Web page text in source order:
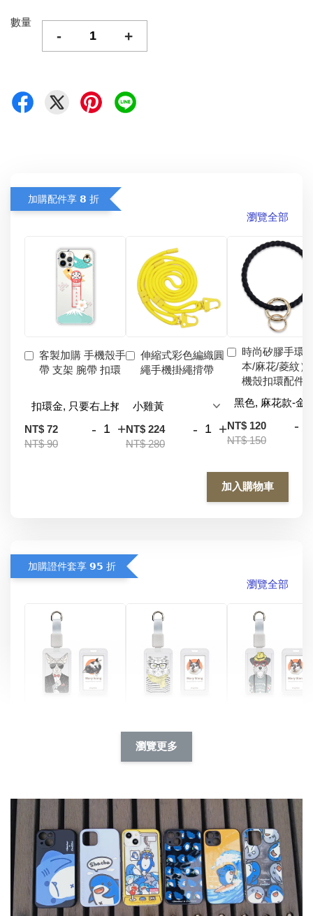
數量
- +
加購配件享 𝟴 折
瀏覽全部
客製加購 手機殼手
帶 支架 腕帶 扣環
NT$ 72
NT$ 90
- +
伸縮式彩色編織圓
繩手機掛繩揹帶
NT$ 224
NT$ 280
- +
時尚矽膠手環
本/麻花/菱紋）
機殼扣環配件
NT$ 120
NT$ 150
-
加入購物車
加購證件套享 𝟵𝟱 折
瀏覽全部
NT$ 225
件套(附伸縮卡扣)
CSAA05
NT$ 214
NT$ 225
+
NT$ 214
NT$ 225
加入購物車
瀏覽更多